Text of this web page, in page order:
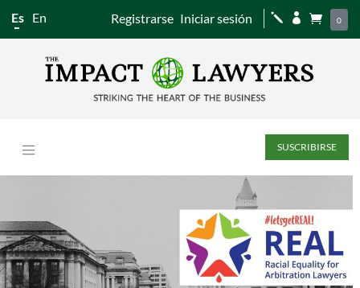
Es En Registrarse Iniciar sesión j   0
SUSCRIBIRSE